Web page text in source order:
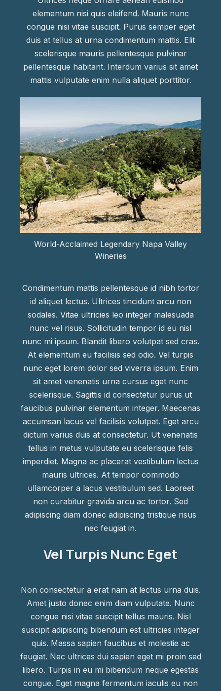
elementum nisi quis eleifend. Mauris nunc
congue nisi vitae suscipit. Purus semper eget
duis at tellus at urna condimentum mattis. Elit
scelerisque mauris pellentesque pulvinar
pellentesque habitant. Interdum varius sit amet
mattis vulputate enim nulla aliquet porttitor.
World-Acclaimed Legendary Napa Valley
Wineries
Condimentum mattis pellentesque id nibh tortor
id aliquet lectus. Ultrices tincidunt arcu non
sodales. Vitae ultricies leo integer malesuada
nunc vel risus. Sollicitudin tempor id eu nisl
nunc mi ipsum. Blandit libero volutpat sed cras.
At elementum eu facilisis sed odio. Vel turpis
nunc eget lorem dolor sed viverra ipsum. Enim
sit amet venenatis urna cursus eget nunc
scelerisque. Sagittis id consectetur purus ut
faucibus pulvinar elementum integer. Maecenas
accumsan lacus vel facilisis volutpat. Eget arcu
dictum varius duis at consectetur. Ut venenatis
tellus in metus vulputate eu scelerisque felis
imperdiet. Magna ac placerat vestibulum lectus
mauris ultrices. At tempor commodo
ullamcorper a lacus vestibulum sed. Laoreet
non curabitur gravida arcu ac tortor. Sed
adipiscing diam donec adipiscing tristique risus
nec feugiat in.
Vel Turpis Nunc Eget
Non consectetur a erat nam at lectus urna duis.
Amet justo donec enim diam vulputate. Nunc
congue nisi vitae suscipit tellus mauris. Nisl
suscipit adipiscing bibendum est ultricies integer
quis. Massa sapien faucibus et molestie ac
feugiat. Nec ultrices dui sapien eget mi proin sed
libero. Turpis in eu mi bibendum neque egestas
congue. Eget magna fermentum iaculis eu non